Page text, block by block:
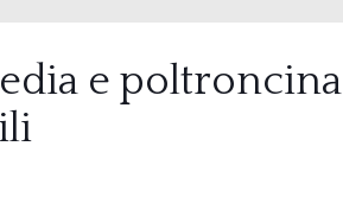
e poltroncina